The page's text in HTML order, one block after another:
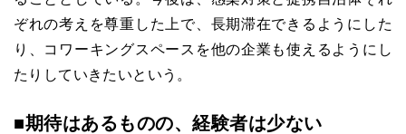
ぞれの考えを尊重した上で、長期滞在できるようにした
り、コワーキングスペースを他の企業も使えるようにし
たりしていきたいという。
■期待はあるものの、経験者は少ない